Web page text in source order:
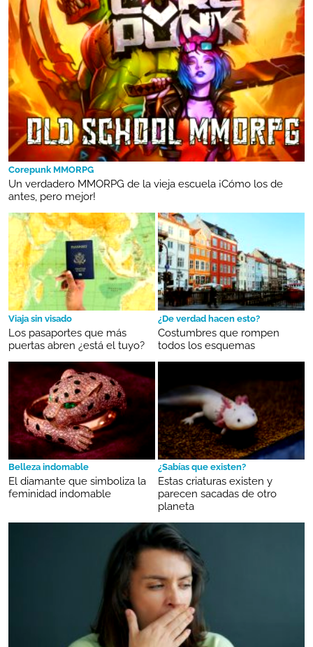
Corepunk MMORPG
Un verdadero MMORPG de la vieja escuela ¡Cómo los de
antes, pero mejor!
Viaja sin visado
Los pasaportes que más
puertas abren ¿está el tuyo?
¿De verdad hacen esto?
Costumbres que rompen
todos los esquemas
Belleza indomable
El diamante que simboliza la
feminidad indomable
¿Sabías que existen?
Estas criaturas existen y
parecen sacadas de otro
planeta